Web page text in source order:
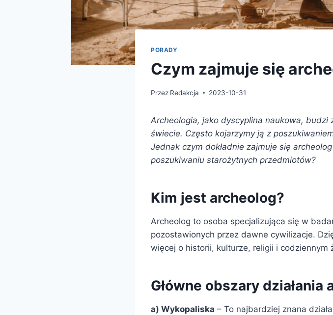
PORADY
Czym zajmuje się
Przez Redakcja 2023-10-31
Archeologia, jako dyscyplina naukowa, budzi
świecie. Często kojarzymy ją z
Jednak czym dokładnie zajmuje się
poszukiwaniu starożytnych przedmiotów?
Kim jest archeolog?
Archeolog to osoba specjalizująca się w
pozostawionych przez dawne cywilizacje.
więcej o historii, kulturze, religii i codziennym
Główne obszary działania
a) Wykopaliska – To najbardziej znana